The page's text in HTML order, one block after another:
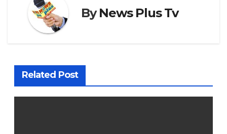
ByNews Plus Tv
Related Post